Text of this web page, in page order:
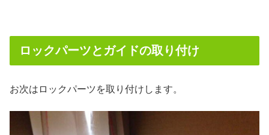
ロックパーツとガイドの取り付け
お次はロックパーツを取り付けします。